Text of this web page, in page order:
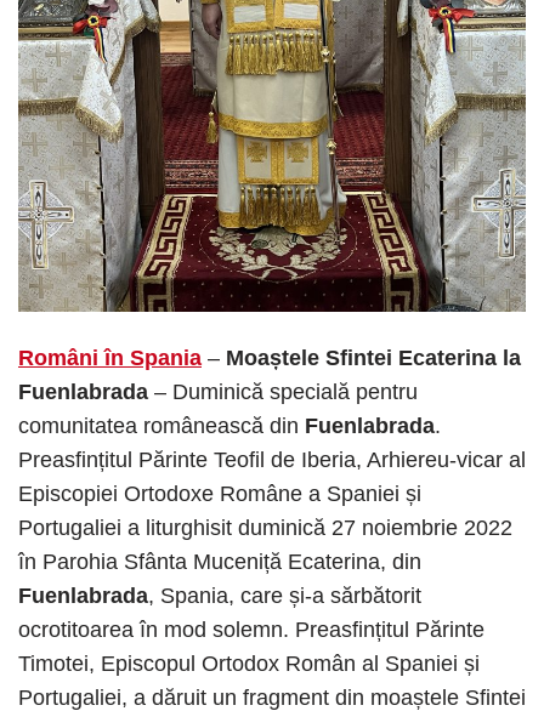
Români în Spania – Moaștele Sfintei Ecaterina la
Fuenlabrada – Duminică specială pentru
comunitatea românească din Fuenlabrada.
Preasfințitul Părinte Teofil de Iberia, Arhiereu-vicar al
Episcopiei Ortodoxe Române a Spaniei și
Portugaliei a liturghisit duminică 27 noiembrie 2022
în Parohia Sfânta Muceniță Ecaterina, din
Fuenlabrada, Spania, care și-a sărbătorit
ocrotitoarea în mod solemn. Preasfințitul Părinte
Timotei, Episcopul Ortodox Român al Spaniei și
Portugaliei, a dăruit un fragment din moaștele Sfintei